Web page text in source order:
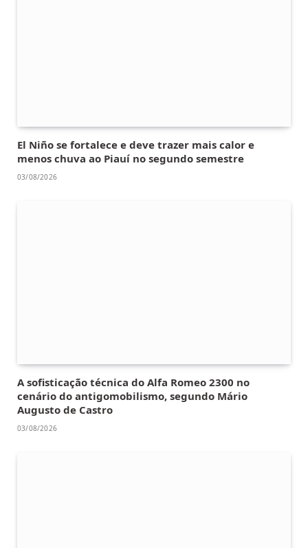
El Niño se fortalece e deve trazer mais calor e
menos chuva ao Piauí no segundo semestre
03/08/2026
A sofisticação técnica do Alfa Romeo 2300 no
cenário do antigomobilismo, segundo Mário
Augusto de Castro
03/08/2026